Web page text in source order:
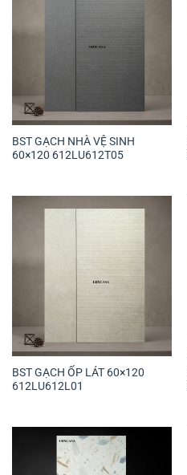
BST GẠCH NHÀ VỆ SINH
60×120 612LU612T05
BST GẠCH ỐP LÁT 60×120
612LU612L01